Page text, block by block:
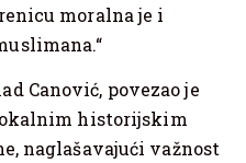
moralna je i
Canović, povezao je
historijskim
naglašavajući važnost